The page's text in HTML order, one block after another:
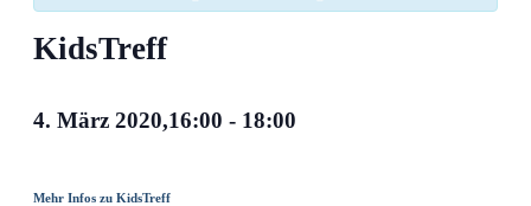
KidsTreff
4. März 2020,16:00 - 18:00
Mehr Infos zu KidsTreff